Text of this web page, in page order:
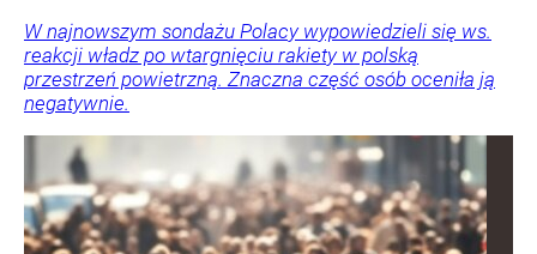
W najnowszym sondażu Polacy wypowiedzieli się ws.
reakcji władz po wtargnięciu rakiety w polską
przestrzeń powietrzną. Znaczna część osób oceniła ją
negatywnie.